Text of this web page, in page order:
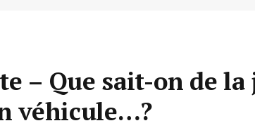
– Que sait-on de
véhicule…?